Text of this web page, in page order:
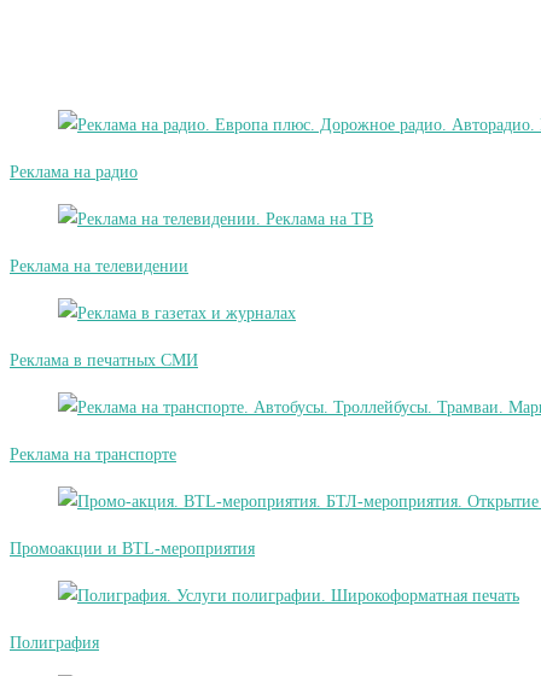
Реклама на радио
Реклама на телевидении
Реклама в печатных СМИ
Реклама на транспорте
Промоакции и BTL-мероприятия
Полиграфия